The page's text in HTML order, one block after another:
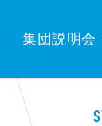
集団説明会